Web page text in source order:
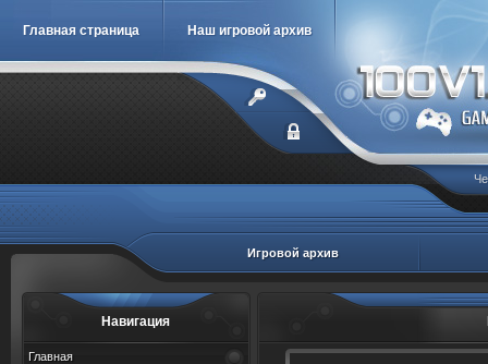
Главная страница Наш игровой архив
Игровой архив
Навигация
Главная